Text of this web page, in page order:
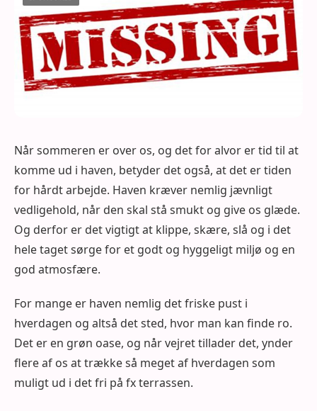
Når sommeren er over os, og det for alvor er tid til at
komme ud i haven, betyder det også, at det er tiden
for hårdt arbejde. Haven kræver nemlig jævnligt
vedligehold, når den skal stå smukt og give os glæde.
Og derfor er det vigtigt at klippe, skære, slå og i det
hele taget sørge for et godt og hyggeligt miljø og en
god atmosfære.
For mange er haven nemlig det friske pust i
hverdagen og altså det sted, hvor man kan finde ro.
Det er en grøn oase, og når vejret tillader det, ynder
flere af os at trække så meget af hverdagen som
muligt ud i det fri på fx terrassen.